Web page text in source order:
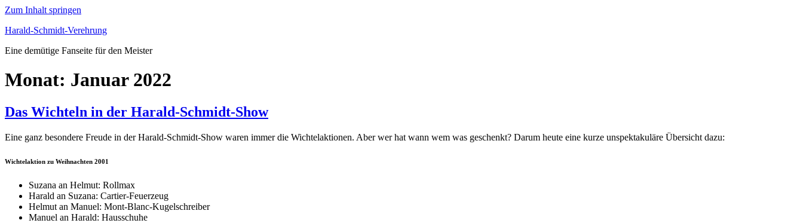
Zum Inhalt springen
Harald-Schmidt-Verehrung
Eine demütige Fanseite für den Meister
Monat: Januar 2022
Das Wichteln in der Harald-Schmidt-Show
Eine ganz besondere Freude in der Harald-Schmidt-Show waren immer die Wichtelaktionen. Aber wer hat wann wem was geschenkt? Darum heute eine kurze unspektakuläre Übersicht dazu:
Wichtelaktion zu Weihnachten 2001
Suzana an Helmut: Rollmax
Harald an Suzana: Cartier-Feuerzeug
Helmut an Manuel: Mont-Blanc-Kugelschreiber
Manuel an Harald: Hausschuhe